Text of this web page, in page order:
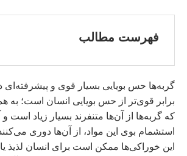
فهرست مطالب
گربه‌ها حس بویایی بسیار قوی و پیشرفته‌ای
برابر قوی‌تر از حس بویایی انسان است؛ به
که گربه‌ها از آن‌ها متنفرند بسیار زیاد است
استشمام بوی این مواد، از آن‌ها دوری
این خوراکی‌ها ممکن است برای انسان لذیذ